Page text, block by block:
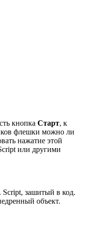
кнопка Старт, к
флешки можно ли
нажатие этой
или другими
Script, зашитый в код.
объект.